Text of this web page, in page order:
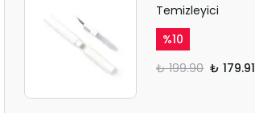
Temizleyici
%10
₺ 199.90 ₺ 179.91
SAFARİ GİZLİ SEKME